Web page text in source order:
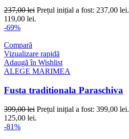
237,00lei Prețul inițial a fost: 237,00 lei.
119,00 lei.
-69%
Compară
Vizualizare rapidă
Adaugă în Wishlist
ALEGE MARIMEA
Fusta traditionala Paraschiva
399,00lei Prețul inițial a fost: 399,00 lei.
125,00 lei.
-81%